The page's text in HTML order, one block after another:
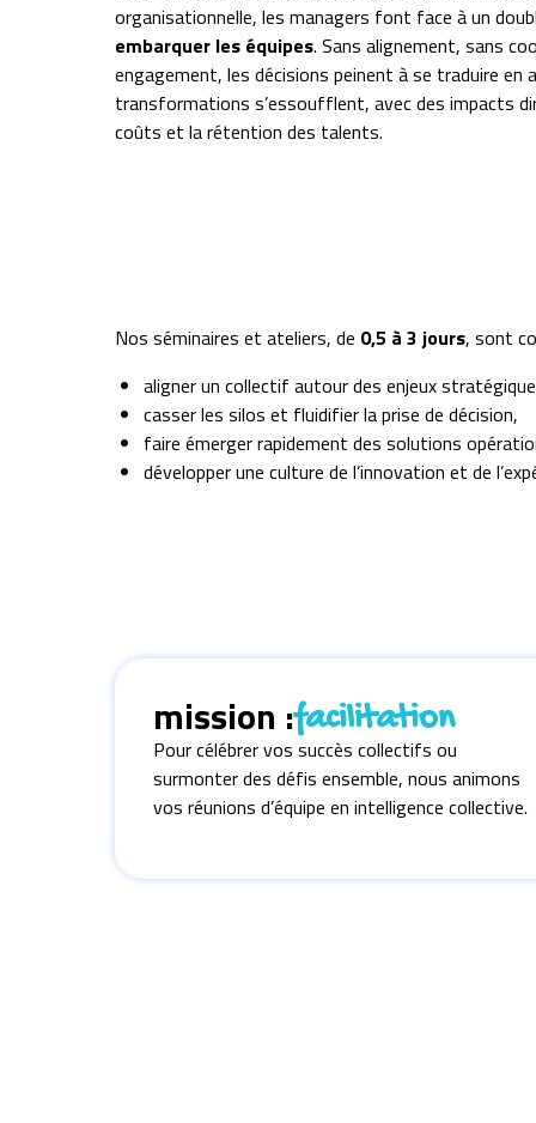
organisationnelle, les managers font face à un
embarquer les équipes. Sans alignement, sans
engagement, les décisions peinent à se traduire en
transformations s’essoufflent, avec des impacts
coûts et la rétention des talents.
Nos séminaires et ateliers, de 0,5 à 3 jours, sont
aligner un collectif autour des enjeux
casser les silos et fluidifier la prise de décision,
faire émerger rapidement des solutions
développer une culture de l’innovation et de
mission :facilitation
Pour célébrer vos succès collectifs ou
surmonter des défis ensemble, nous animons
vos réunions d’équipe en intelligence collective.